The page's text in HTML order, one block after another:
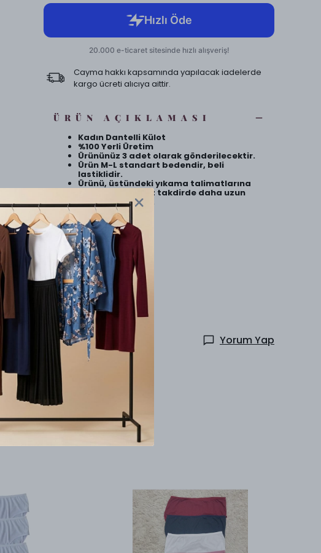
Cayma hakkı kapsamında yapılacak iadelerde
kargo ücreti alıcıya aittir.
ÜRÜN AÇIKLAMASI
Kadın Dantelli Külot
%100 Yerli Üretim
Ürününüz 3 adet olarak gönderilecektir.
Ürün M-L standart bedendir, beli
lastiklidir.
Ürünü, üstündeki yıkama talimatlarına
uygun yıkadığınız takdirde daha uzun
ömürlü olacaktır.
Yorum Yap